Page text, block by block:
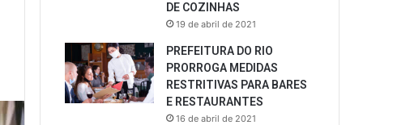
DE COZINHAS
19 de abril de 2021
PREFEITURA DO RIO
PRORROGA MEDIDAS
RESTRITIVAS PARA BARES
E RESTAURANTES
16 de abril de 2021